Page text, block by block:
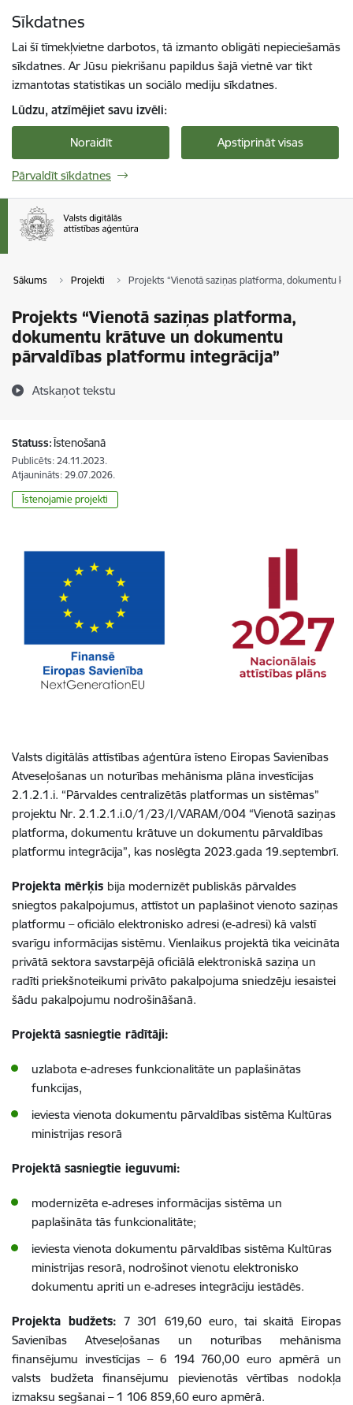
Sīkdatnes
Lai šī tīmekļvietne darbotos, tā izmanto obligāti nepieciešamās
sīkdatnes. Ar Jūsu piekrišanu papildus šajā vietnē var tikt
izmantotas statistikas un sociālo mediju sīkdatnes.
Lūdzu, atzīmējiet savu izvēli:
Noraidīt Apstiprināt visas
Pārvaldīt sīkdatnes
Sākums Projekti Projekts “Vienotā saziņas platforma, dokumentu
Projekts “Vienotā saziņas platforma,
dokumentu krātuve un dokumentu
pārvaldības platformu integrācija”
Atskaņot tekstu
Statuss:Īstenošanā
Publicēts: 24.11.2023.
Atjaunināts: 29.07.2026.
Īstenojamie projekti
Valsts digitālās attīstības aģentūra īsteno Eiropas Savienības
Atveseļošanas un noturības mehānisma plāna investīcijas
2.1.2.1.i. “Pārvaldes centralizētās platformas un sistēmas”
projektu Nr. 2.1.2.1.i.0/1/23/I/VARAM/004 “Vienotā saziņas
platforma, dokumentu krātuve un dokumentu pārvaldības
platformu integrācija”, kas noslēgta 2023.gada 19.septembrī.
Projekta mērķis bija modernizēt publiskās pārvaldes
sniegtos pakalpojumus, attīstot un paplašinot vienoto saziņas
platformu – oficiālo elektronisko adresi (e‑adresi) kā valstī
svarīgu informācijas sistēmu. Vienlaikus projektā tika veicināta
privātā sektora savstarpējā oficiālā elektroniskā saziņa un
radīti priekšnoteikumi privāto pakalpojuma sniedzēju iesaistei
šādu pakalpojumu nodrošināšanā.
Projektā sasniegtie rādītāji:
uzlabota e-adreses funkcionalitāte un paplašinātas
funkcijas,
ieviesta vienota dokumentu pārvaldības sistēma Kultūras
ministrijas resorā
Projektā sasniegtie ieguvumi:
modernizēta e‑adreses informācijas sistēma un
paplašināta tās funkcionalitāte;
ieviesta vienota dokumentu pārvaldības sistēma Kultūras
ministrijas resorā, nodrošinot vienotu elektronisko
dokumentu apriti un e‑adreses integrāciju iestādēs.
Projekta budžets: 7 301 619,60 euro, tai skaitā Eiropas
Savienības Atveseļošanas un noturības mehānisma
finansējumu investīcijas – 6 194 760,00 euro apmērā un
valsts budžeta finansējumu pievienotās vērtības nodokļa
izmaksu segšanai – 1 106 859,60 euro apmērā.